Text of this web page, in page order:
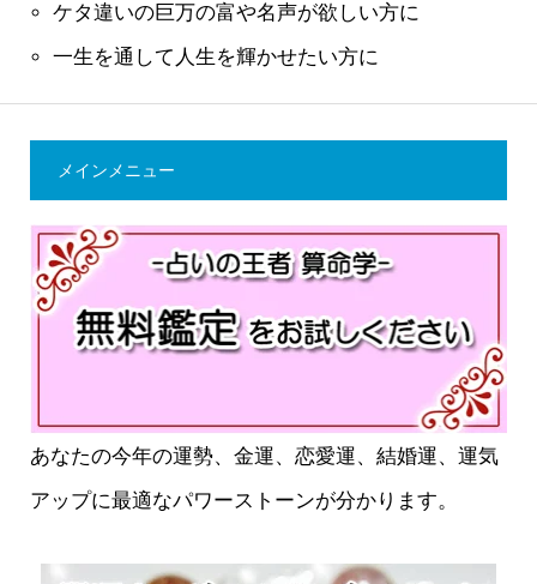
ケタ違いの巨万の富や名声が欲しい方に
一生を通して人生を輝かせたい方に
メインメニュー
あなたの今年の運勢、金運、恋愛運、結婚運、運気
アップに最適なパワーストーンが分かります。